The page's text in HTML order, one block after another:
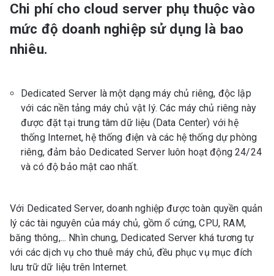
Chi phí cho cloud server phụ thuộc vào
mức độ doanh nghiệp sử dụng là bao
nhiêu.
Dedicated Server là một dạng máy chủ riêng, độc lập
với các nền tảng máy chủ vật lý. Các máy chủ riêng này
được đặt tại trung tâm dữ liệu (Data Center) với hệ
thống Internet, hệ thống điện và các hệ thống dự phòng
riêng, đảm bảo Dedicated Server luôn hoạt động 24/24
và có độ bảo mật cao nhất.
Với Dedicated Server, doanh nghiệp được toàn quyền quản
lý các tài nguyên của máy chủ, gồm ổ cứng, CPU, RAM,
băng thông,... Nhìn chung, Dedicated Server khá tương tự
với các dịch vụ cho thuê máy chủ, đều phục vụ mục đích
lưu trữ dữ liệu trên Internet.